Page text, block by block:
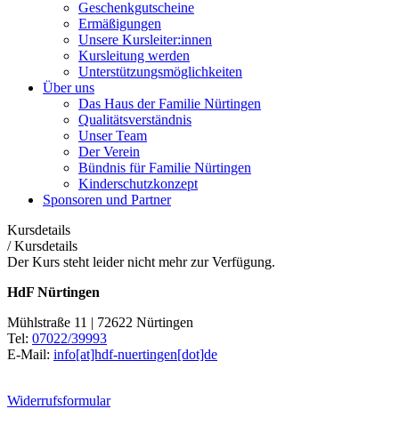
Geschenkgutscheine
Ermäßigungen
Unsere Kursleiter:innen
Kursleitung werden
Unterstützungsmöglichkeiten
Über uns
Das Haus der Familie Nürtingen
Qualitätsverständnis
Unser Team
Der Verein
Bündnis für Familie Nürtingen
Kinderschutzkonzept
Sponsoren und Partner
Kursdetails
/Kursdetails
Der Kurs steht leider nicht mehr zur Verfügung.
HdF Nürtingen
Mühlstraße 11 | 72622 Nürtingen
Tel: 07022/39993
E-Mail: info[at]hdf-nuertingen[dot]de
Widerrufsformular